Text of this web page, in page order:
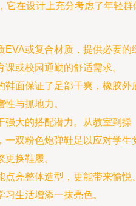
它在设计上充分考虑了年轻群
EVA或复合材质，提供必要的
或校园通勤的舒适需求。
鞋面保证了足部干爽，橡胶外
与抓地力。
强大的搭配潜力。从教室到操
一双粉色炮弹鞋足以应对学生
换鞋履。
点亮整体造型，更能带来愉悦
生活增添一抹亮色。